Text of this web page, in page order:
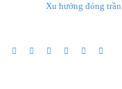
Xu hướng đóng